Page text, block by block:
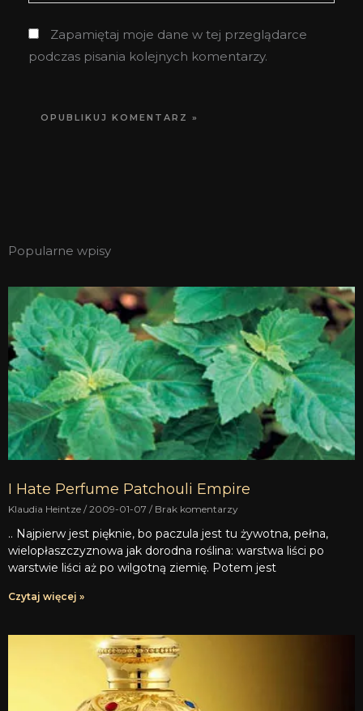
Zapamiętaj moje dane w tej przeglądarce
podczas pisania kolejnych komentarzy.
Popularne wpisy
I Hate Perfume Patchouli Empire
Klaudia Heintze 2009-01-07 Brak komentarzy
.. Najpierw jest pięknie, bo paczula jest tu żywotna, pełna,
wielopłaszczyznowa jak dorodna roślina: warstwa liści po
warstwie liści aż po wilgotną ziemię. Potem jest
Czytaj więcej »